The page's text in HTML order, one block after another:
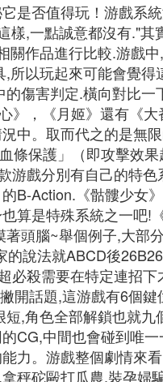
是否值得玩！游戲系
樣,一點誠意都沒有."其
作品進行比較.游戲
所以玩起來可能會覺得
傷害判定.橫向對比一
，《月姬》還有《大
中。取而代之的是無
條保護」（即攻擊效
戲分別有自己的特色
B-Action.《骷髏少女
算是特殊系統之一吧!
頭腦~舉個例子,大部
法就ABCD後
殺需要在特定連招下
開話題,這游戲有6個
,角色全部解鎖也就九
CG,中間也會碰到唯
。游戲整個劇情來看
秤砣毆打瓜農,裝孕婦